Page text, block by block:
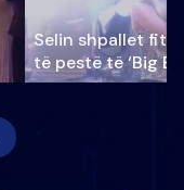
Selin shpallet
të pestë të ‘Big